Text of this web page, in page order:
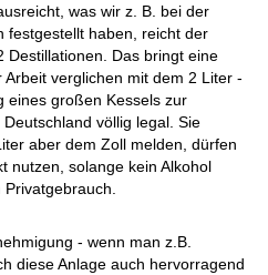
was wir z. B. bei der
festgestellt haben, reicht der
Destillationen. Das bringt eine
verglichen mit dem 2 Liter -
eines großen Kessels zur
völlig legal. Sie
aber dem Zoll melden, dürfen
nutzen, solange kein Alkohol
- wenn man z.B.
diese Anlage auch hervorragend